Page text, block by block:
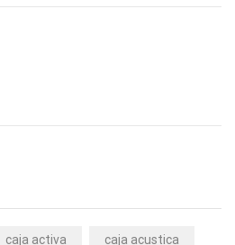
caja activa caja acustica